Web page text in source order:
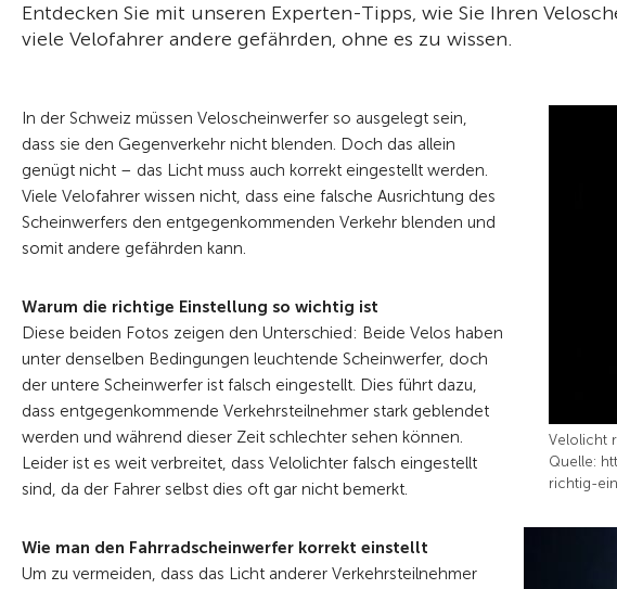
Entdecken Sie mit unseren Experten-Tipps, wie Sie Ihren
viele Velofahrer andere gefährden, ohne es zu wissen.
Velolicht
Quelle:
richtig-
In der Schweiz müssen Veloscheinwerfer so ausgelegt sein,
dass sie den Gegenverkehr nicht blenden. Doch das allein
genügt nicht – das Licht muss auch korrekt eingestellt werden.
Viele Velofahrer wissen nicht, dass eine falsche Ausrichtung des
Scheinwerfers den entgegenkommenden Verkehr blenden und
somit andere gefährden kann.
Warum die richtige Einstellung so wichtig ist
Diese beiden Fotos zeigen den Unterschied: Beide Velos haben
unter denselben Bedingungen leuchtende Scheinwerfer, doch
der untere Scheinwerfer ist falsch eingestellt. Dies führt dazu,
dass entgegenkommende Verkehrsteilnehmer stark geblendet
werden und während dieser Zeit schlechter sehen können.
Leider ist es weit verbreitet, dass Velolichter falsch eingestellt
sind, da der Fahrer selbst dies oft gar nicht bemerkt.
Wie man den Fahrradscheinwerfer korrekt einstellt
Um zu vermeiden, dass das Licht anderer Verkehrsteilnehmer